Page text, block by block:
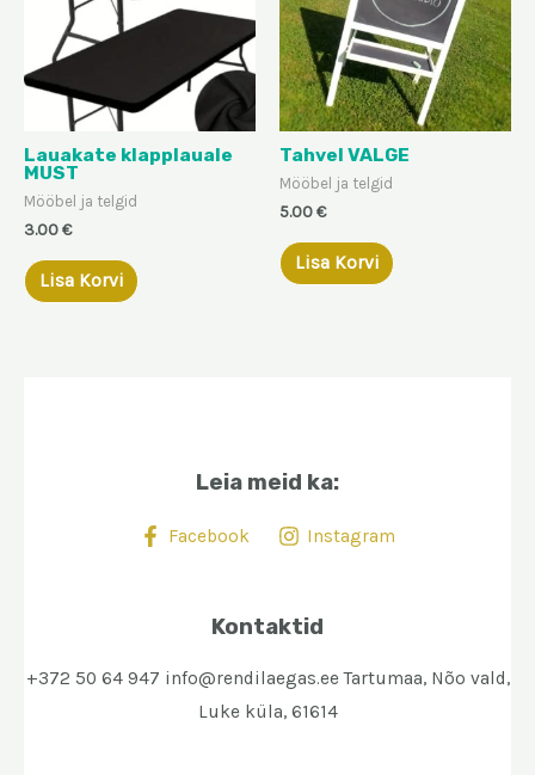
Lauakate klapplauale
MUST
Mööbel ja telgid
3.00€
Lisa Korvi
Tahvel VALGE
Mööbel ja telgid
5.00€
Lisa Korvi
Leia meid ka:
Facebook Instagram
Kontaktid
+372 50 64 947 info@rendilaegas.ee Tartumaa, Nõo vald,
Luke küla, 61614